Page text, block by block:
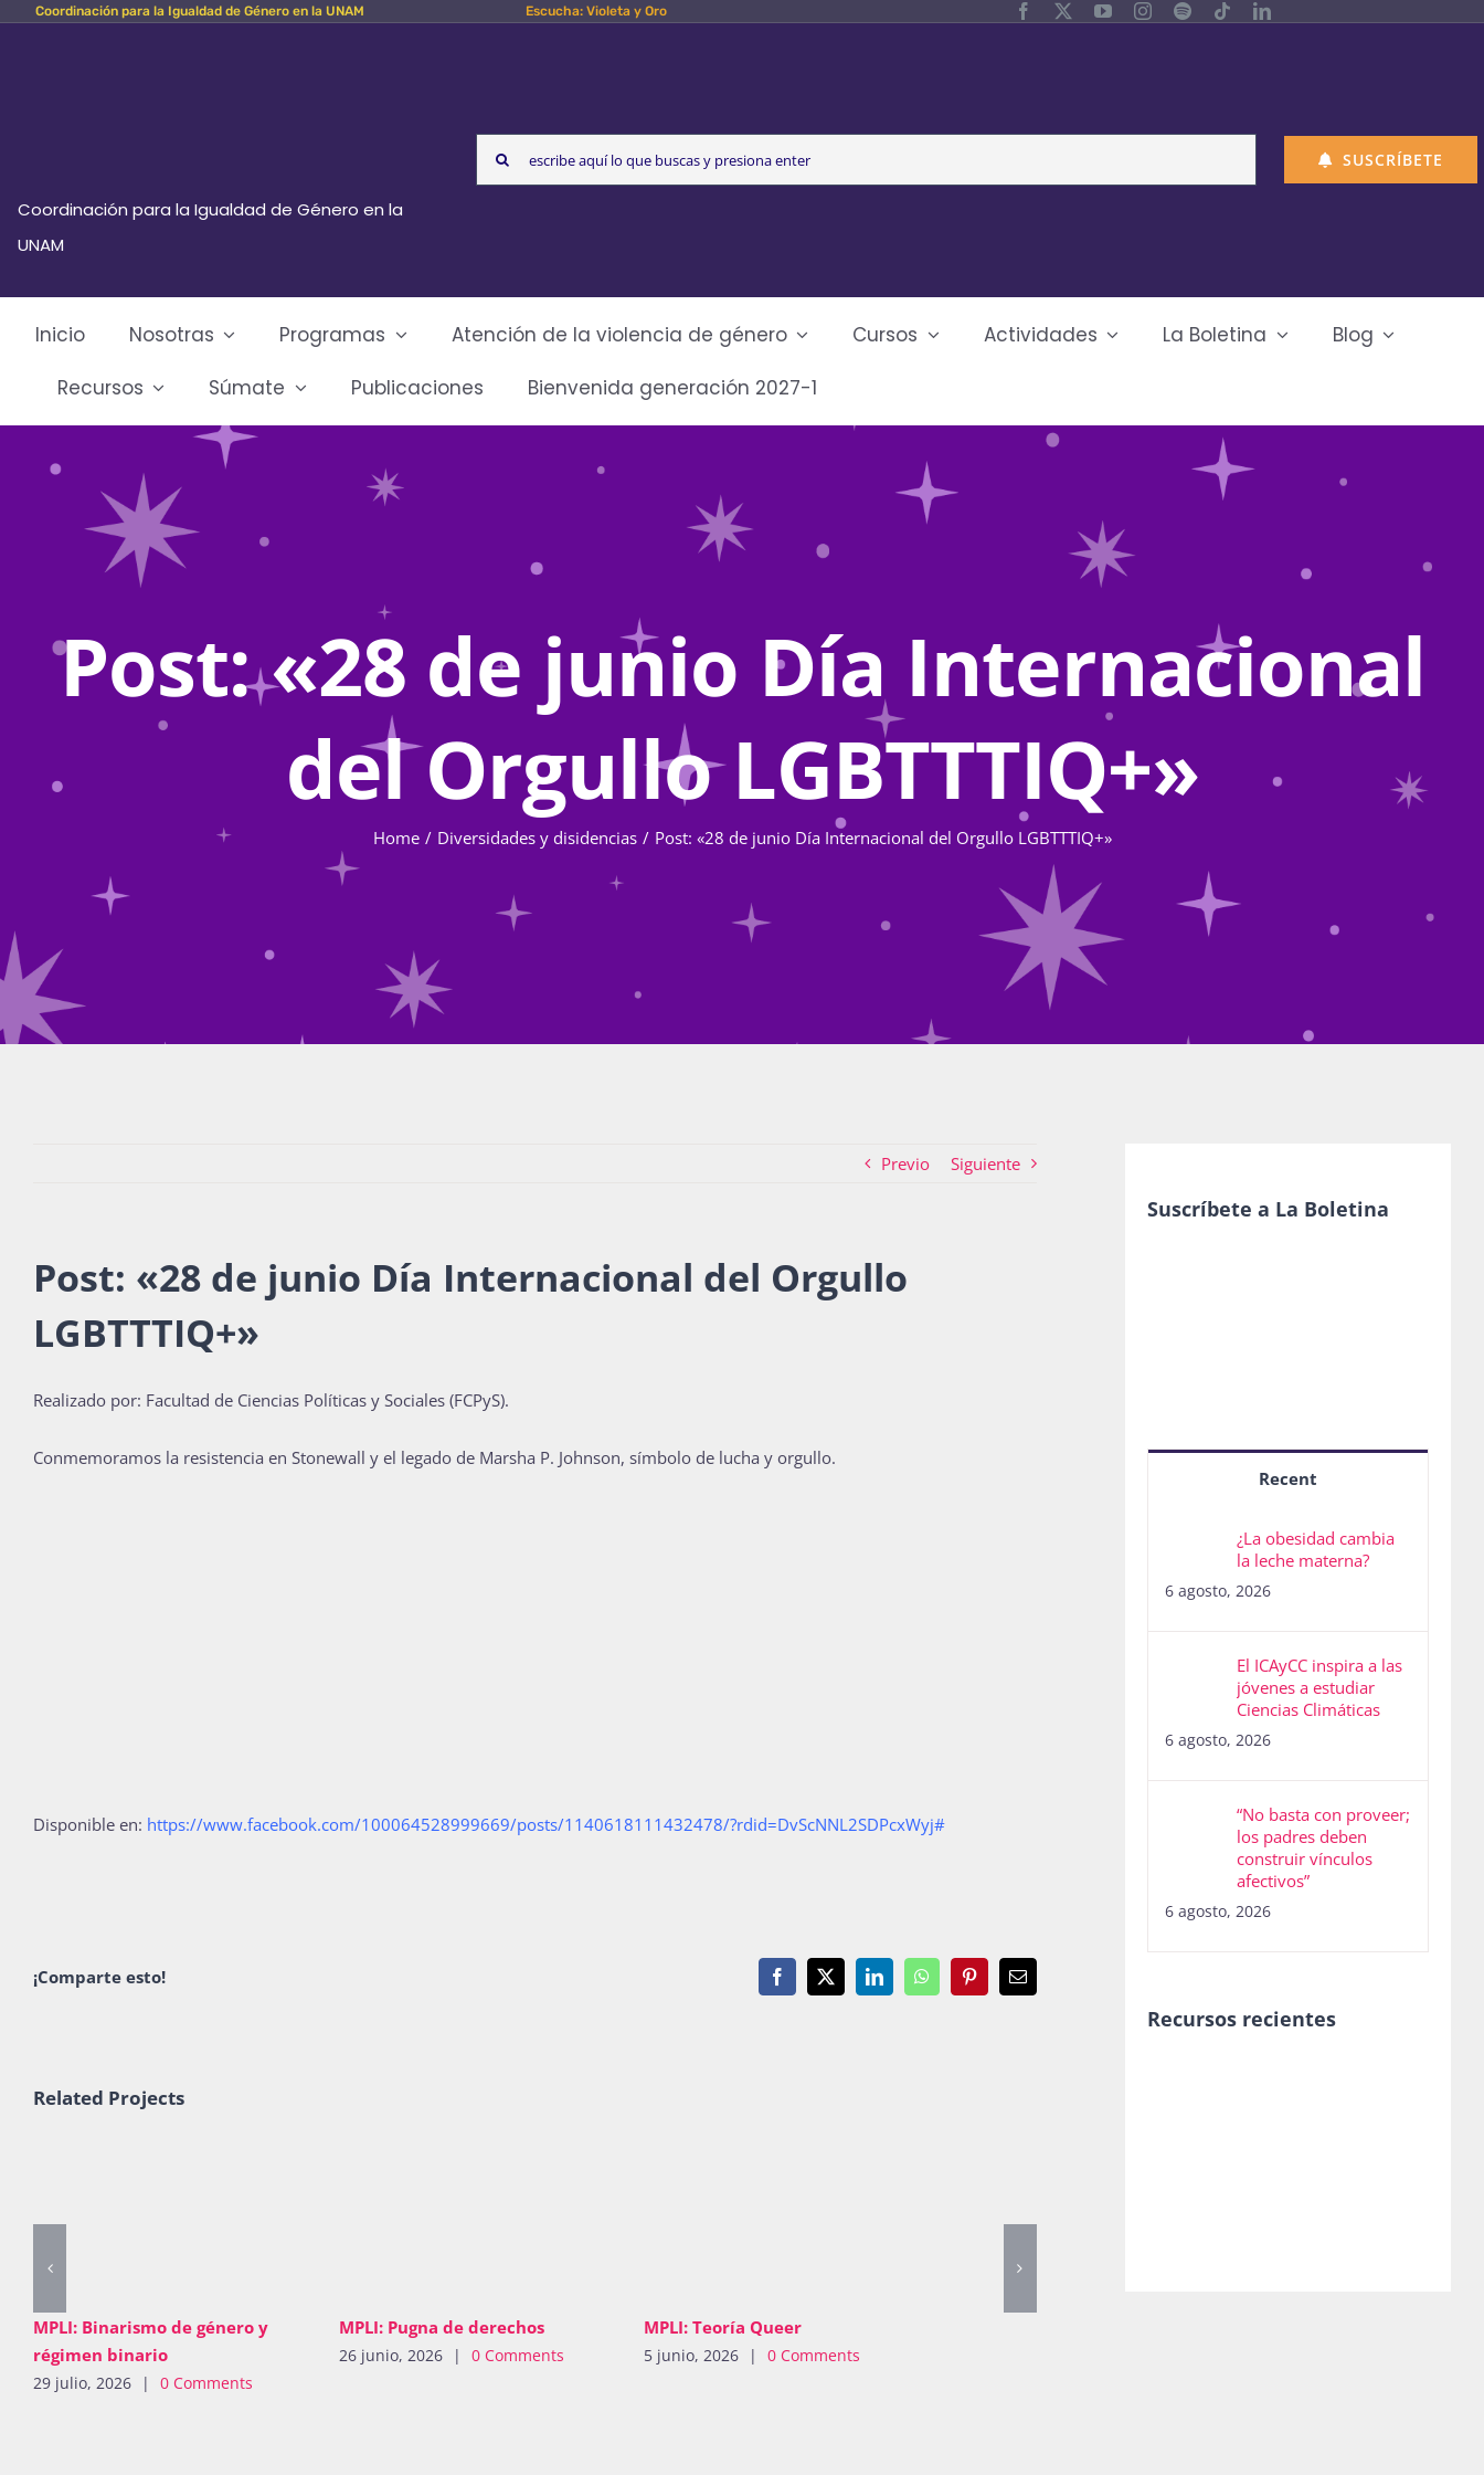
Skip Coordinación para la Igualdad de Género en la UNAM Escucha: Violeta y Oro
Coordinación para la Igualdad de Género en la
UNAM
Search
for:
SUSCRÍBETE
Inicio Nosotras Programas Atención de la violencia de género Cursos Actividades La Boletina
Blog
Recursos
Súmate Publicaciones Bienvenida generación 2027-1
Post: «28 de junio Día Internacional
del Orgullo LGBTTTIQ+»
Home Diversidades y disidencias Post: «28 de junio Día Internacional del Orgullo LGBTTTIQ+»
Previo Siguiente
Post: «28 de junio Día Internacional del Orgullo
LGBTTTIQ+»
Realizado por: Facultad de Ciencias Políticas y Sociales (FCPyS).
Conmemoramos la resistencia en Stonewall y el legado de Marsha P. Johnson, símbolo de lucha y orgullo.
Disponible en: https://www.facebook.com/100064528999669/posts/1140618111432478/?rdid=DvScNNL2SDPcxWyj#
¡Comparte esto! Facebook
X LinkedInWhatsAppPinterestEmail
Related Projects
MPLI: Binarismo de género y
régimen binario
29 julio, 2026 | 0 Comments
MPLI: Pugna de derechos
26 junio, 2026 | 0 Comments
MPLI: Teoría Queer
5 junio, 2026 | 0 Comments
Suscríbete a La Boletina
Recent
¿La obesidad cambia
la leche materna?
6 agosto, 2026
El ICAyCC inspira a las
jóvenes a estudiar
Ciencias Climáticas
6 agosto, 2026
“No basta con proveer;
los padres deben
construir vínculos
afectivos”
6 agosto, 2026
Recursos recientes